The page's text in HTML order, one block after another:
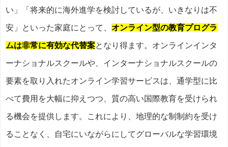
い」「将来的に海外進学を検討しているが、いきなりは不
安」といった家庭にとって、 オンライン型の教育プログラ
ムは非常に有効な代替案となり得ます。オンラインインタ
ーナショナルスクールや、インターナショナルスクールの
要素を取り入れたオンライン学習サービスは、通学型に比
べて費用を大幅に抑えつつ、質の高い国際教育を受けられ
る機会を提供します。これにより、地理的な制制約を受け
ることなく、自宅にいながらにしてグローバルな学習環境